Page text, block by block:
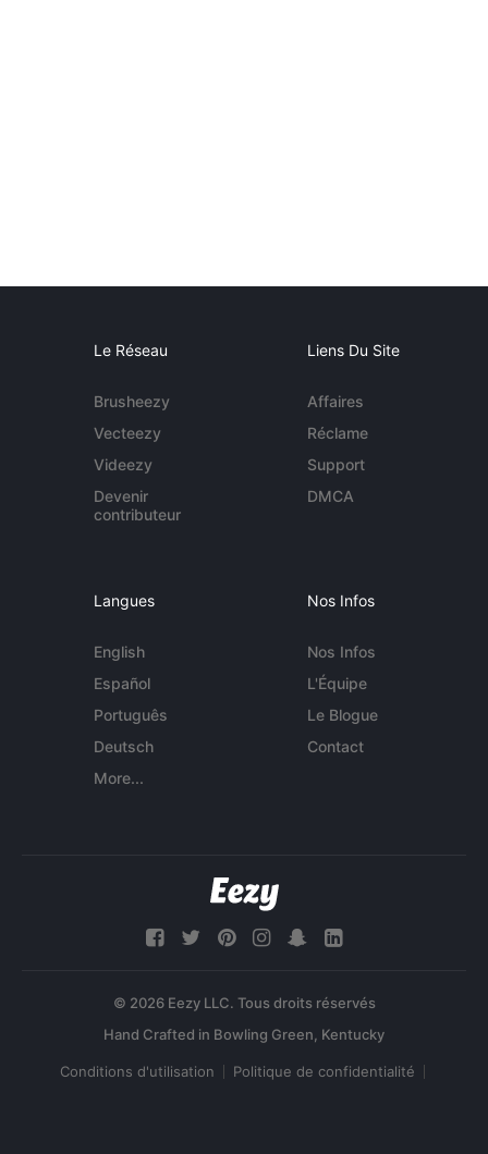
Le Réseau
Brusheezy
Vecteezy
Videezy
Devenir
contributeur
Liens Du Site
Affaires
Réclame
Support
DMCA
Langues
English
Español
Português
Deutsch
More...
Nos Infos
Nos Infos
L'Équipe
Le Blogue
Contact
© 2026 Eezy LLC. Tous droits réservés
Conditions d'utilisation Politique de confidentialité